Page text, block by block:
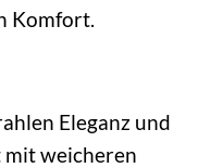
Komfort.
Eleganz und
mit weicheren